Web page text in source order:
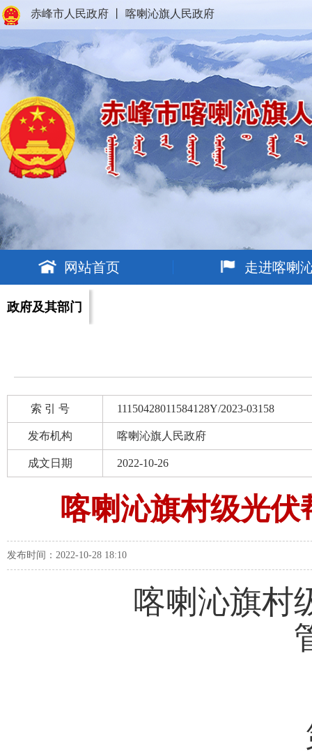
赤峰市人民政府 喀喇沁旗人民政府
网站首页 走进喀喇
政府及其部门
索 引 号 11150428011584128Y/2023-03158
发布机构 喀喇沁旗人民政府
成文日期 2022-10-26
喀喇沁旗村级光
发布时间：2022-10-28 18:10
喀喇沁旗村